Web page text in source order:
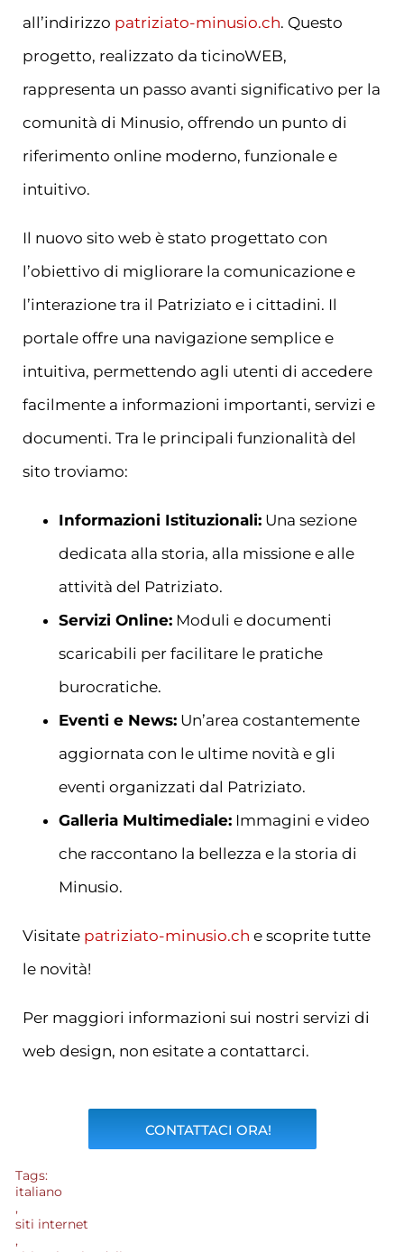
all’indirizzo patriziato-minusio.ch. Questo
progetto, realizzato da ticinoWEB,
rappresenta un passo avanti significativo per la
comunità di Minusio, offrendo un punto di
riferimento online moderno, funzionale e
intuitivo.
Il nuovo sito web è stato progettato con
l’obiettivo di migliorare la comunicazione e
l’interazione tra il Patriziato e i cittadini. Il
portale offre una navigazione semplice e
intuitiva, permettendo agli utenti di accedere
facilmente a informazioni importanti, servizi e
documenti. Tra le principali funzionalità del
sito troviamo:
Informazioni Istituzionali: Una sezione
dedicata alla storia, alla missione e alle
attività del Patriziato.
Servizi Online: Moduli e documenti
scaricabili per facilitare le pratiche
burocratiche.
Eventi e News: Un’area costantemente
aggiornata con le ultime novità e gli
eventi organizzati dal Patriziato.
Galleria Multimediale: Immagini e video
che raccontano la bellezza e la storia di
Minusio.
Visitate patriziato-minusio.ch e scoprite tutte
le novità!
Per maggiori informazioni sui nostri servizi di
web design, non esitate a contattarci.
CONTATTACI ORA!
Tags:
italiano
,
siti internet
,